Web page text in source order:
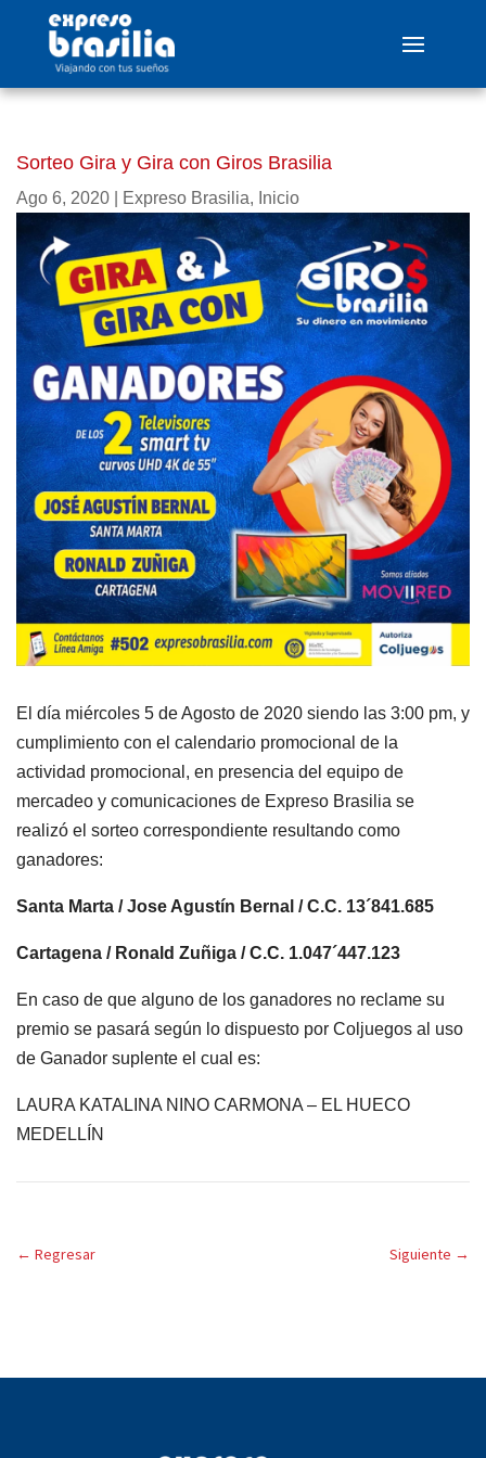
Sorteo Gira y Gira con Giros Brasilia
Ago 6, 2020 Expreso Brasilia, Inicio
El día miércoles 5 de Agosto de 2020 siendo las 3:00 pm, y
cumplimiento con el calendario promocional de la
actividad promocional, en presencia del equipo de
mercadeo y comunicaciones de Expreso Brasilia se
realizó el sorteo correspondiente resultando como
ganadores:
Santa Marta / Jose Agustín Bernal / C.C. 13´841.685
Cartagena / Ronald Zuñiga / C.C. 1.047´447.123
En caso de que alguno de los ganadores no reclame su
premio se pasará según lo dispuesto por Coljuegos al uso
de Ganador suplente el cual es:
LAURA KATALINA NINO CARMONA – EL HUECO
MEDELLÍN
← Regresar Siguiente →